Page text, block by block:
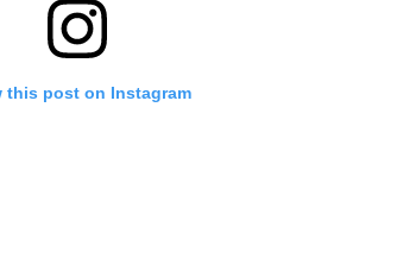
this post on Instagram